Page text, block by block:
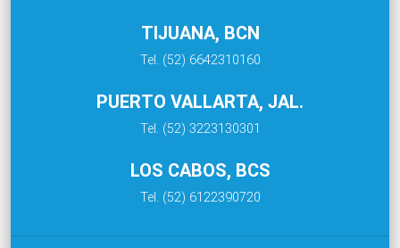
TIJUANA, BCN
Tel. (52) 6642310160
PUERTO VALLARTA, JAL.
Tel. (52) 3223130301
LOS CABOS, BCS
Tel. (52) 6122390720